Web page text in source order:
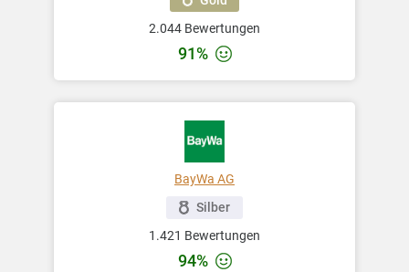
2.044 Bewertungen
91%
BayWa AG
Silber
1.421 Bewertungen
94%